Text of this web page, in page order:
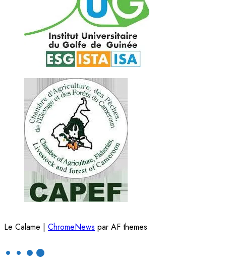
Le Calame | ChromeNews par AF themes